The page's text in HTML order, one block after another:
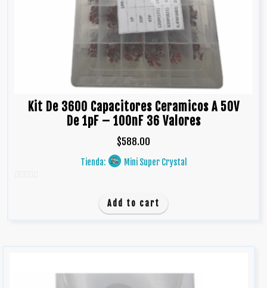
Kit De 3600 Capacitores Ceramicos A 50V
De 1pF – 100nF 36 Valores
$588.00
Tienda: Mini Super Crystal
Add to cart